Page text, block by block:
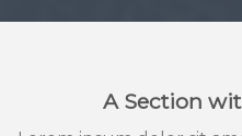
A Section